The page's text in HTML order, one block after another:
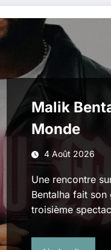
Malik
Monde
4 Août 2026
Une rencontre
Bentalha fait
troisième